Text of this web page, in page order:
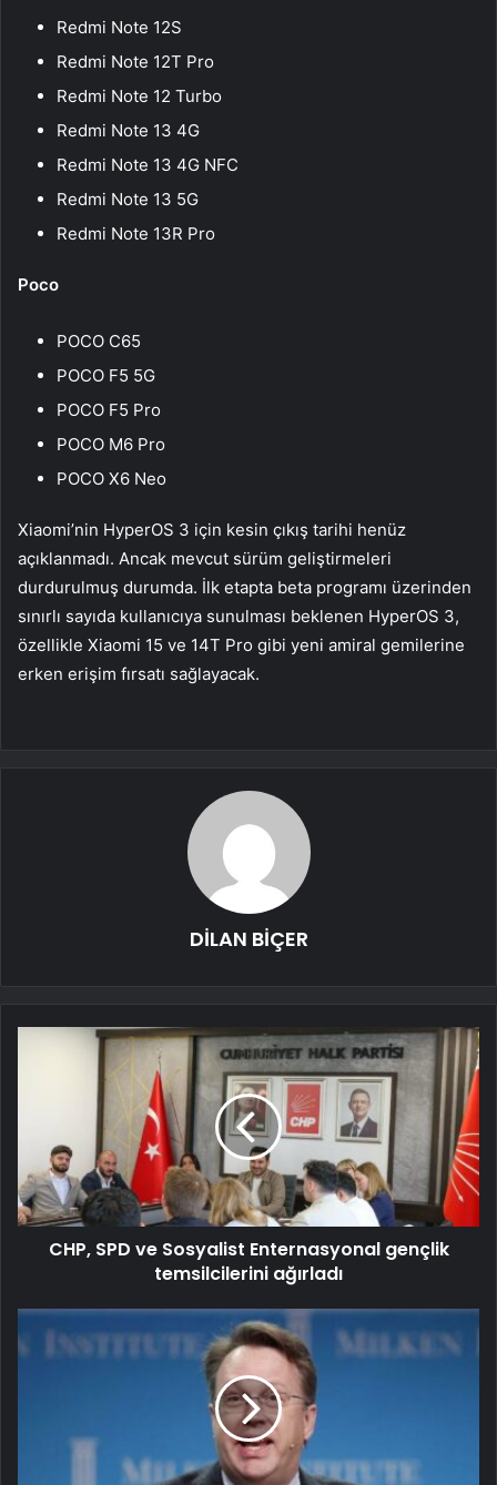
Redmi Note 12S
Redmi Note 12T Pro
Redmi Note 12 Turbo
Redmi Note 13 4G
Redmi Note 13 4G NFC
Redmi Note 13 5G
Redmi Note 13R Pro
Poco
POCO C65
POCO F5 5G
POCO F5 Pro
POCO M6 Pro
POCO X6 Neo
Xiaomi’nin HyperOS 3 için kesin çıkış tarihi henüz
açıklanmadı. Ancak mevcut sürüm geliştirmeleri
durdurulmuş durumda. İlk etapta beta programı üzerinden
sınırlı sayıda kullanıcıya sunulması beklenen HyperOS 3,
özellikle Xiaomi 15 ve 14T Pro gibi yeni amiral gemilerine
erken erişim fırsatı sağlayacak.
DİLAN BİÇER
CHP, SPD ve Sosyalist Enternasyonal gençlik
temsilcilerini ağırladı